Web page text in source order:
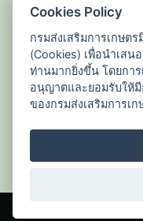
Cookies Policy
กรมส่งเสริมการเกษต
(Cookies) เพื่อนำเสน
ท่านมากยิ่งขึ้น โดยกา
อนุญาตและยอมรับให้
ของกรมส่งเสริมการเก